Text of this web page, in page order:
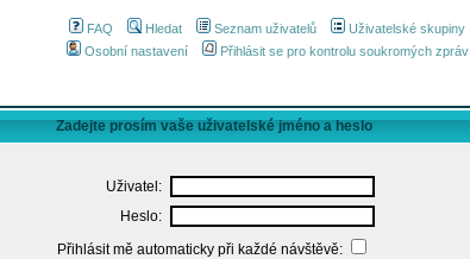
FAQ Hledat Seznam uživatelů Uživatelské skupiny
Osobní nastavení
Přihlásit se pro kontrolu soukromých zpráv
Zadejte prosím vaše uživatelské jméno a heslo
Uživatel:
Heslo:
Přihlásit mě automaticky při každé návštěvě: